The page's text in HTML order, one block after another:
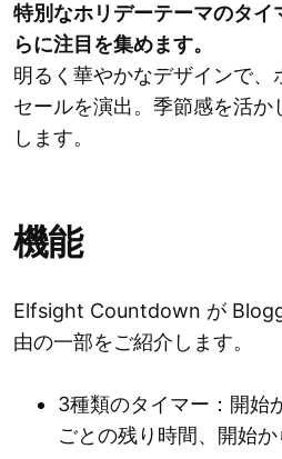
特別なホリデーテーマのタイ
らに注目を集めます。
明るく華やかなデザインで
セールを演出。季節感を活
します。
機能
Elfsight Countdown が
由の一部をご紹介します。
3種類のタイマー：開始
ごとの残り時間、開始